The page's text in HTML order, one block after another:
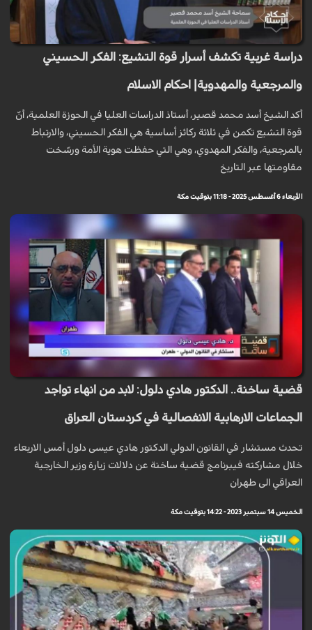
دراسة غربية تكشف أسرار قوة التشيع: الفكر الحسيني
والمرجعية والمهدوية| احكام الاسلام
أكد الشيخ أسد محمد قصير، أستاذ الدراسات العليا في الحوزة العلمية، أنّ
قوة التشيع تكمن في ثلاثة ركائز أساسية هي الفكر الحسيني، والارتباط
بالمرجعية، والفكر المهدوي، وهي التي حفظت هوية الأمة ورسّخت
مقاومتها عبر التاريخ
الأربعاء 6 أغسطس 2025 - 11:18 بتوقيت مكة
قضية ساخنة.. الدكتور هادي دلول: لابد من انهاء تواجد
الجماعات الارهابية الانفصالية في كردستان العراق
تحدث مستشار في القانون الدولي الدكتور هادي عيسى دلول أمس الاربعاء
خلال مشاركته فيبرنامج قضية ساخنة عن دلالات زيارة وزير الخارجية
العراقي الى طهران
الخميس 14 سبتمبر 2023 - 14:22 بتوقيت مكة